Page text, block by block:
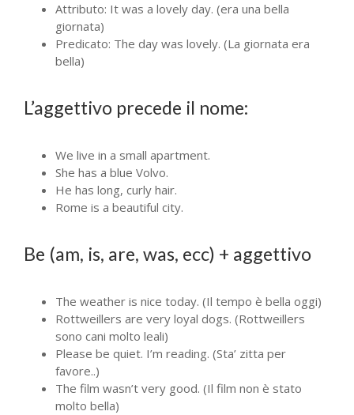
Attributo: It was a lovely day. (era una bella
giornata)
Predicato: The day was lovely. (La giornata era
bella)
L’aggettivo precede il nome:
We live in a small apartment.
She has a blue Volvo.
He has long, curly hair.
Rome is a beautiful city.
Be (am, is, are, was, ecc) + aggettivo
The weather is nice today. (Il tempo è bella oggi)
Rottweillers are very loyal dogs. (Rottweillers
sono cani molto leali)
Please be quiet. I’m reading. (Sta’ zitta per
favore..)
The film wasn’t very good. (Il film non è stato
molto bella)